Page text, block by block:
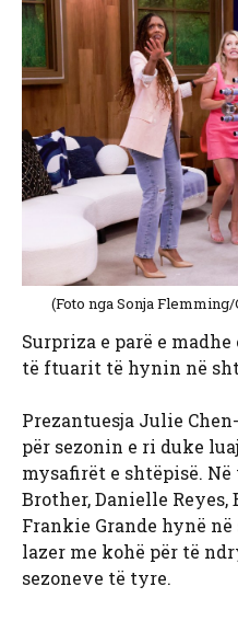
(Foto nga Sonja
Surpriza e parë e
të ftuarit të hynin në
Prezantuesja Julie
për sezonin e ri duke
mysafirët e shtëpisë.
Brother, Danielle
Frankie Grande hynë
lazer me kohë për të
sezoneve të tyre.